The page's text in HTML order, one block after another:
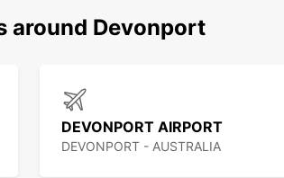
around Devonport
DEVONPORT AIRPORT
DEVONPORT - AUSTRALIA